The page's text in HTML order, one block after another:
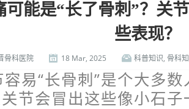
可能是“长了骨刺”？关
些表现？
骨科医院 18 Mar, 2025 科普知识, 骨科
容易“长骨刺”是个大多
节会冒出这些像小石